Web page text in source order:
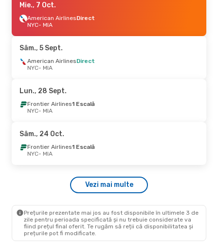
Sâm., 5 Sept.
Frontier Airlines1 Escală
NYC- MIA
MIA- NYC
Mie., 7 Oct.
American AirlinesDirect
NYC- MIA
Sâm., 5 Sept.
American AirlinesDirect
NYC- MIA
Lun., 28 Sept.
Frontier Airlines1 Escală
NYC- MIA
Sâm., 24 Oct.
Frontier Airlines1 Escală
NYC- MIA
Vezi mai multe
Prețurile prezentate mai jos au fost disponibile în ultimele 3 de
zile pentru perioada specificată și nu trebuie considerate va
fiind prețul final oferit. Te rugăm să reții că disponibilitatea și
prețurile pot fi modificate.